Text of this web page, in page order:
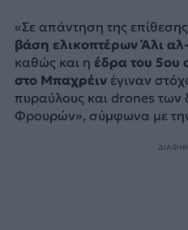
«Σε απάντηση της
βάση ελικοπτέρων Άλι
καθώς και η έδρα του 5ου
στο Μπαχρέινέγιναν
πυραύλους και drones των
Φρουρών», σύμφωνα με